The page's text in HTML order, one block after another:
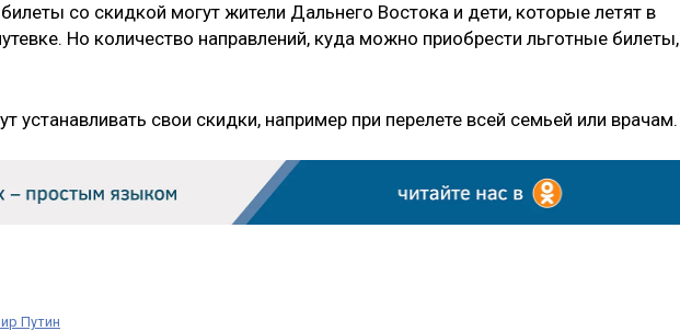
со скидкой могут жители Дальнего Востока и дети, которые летят в
Но количество направлений, куда можно приобрести льготные билеты,
устанавливать свои скидки, например при перелете всей семьей или врачам.
Путин